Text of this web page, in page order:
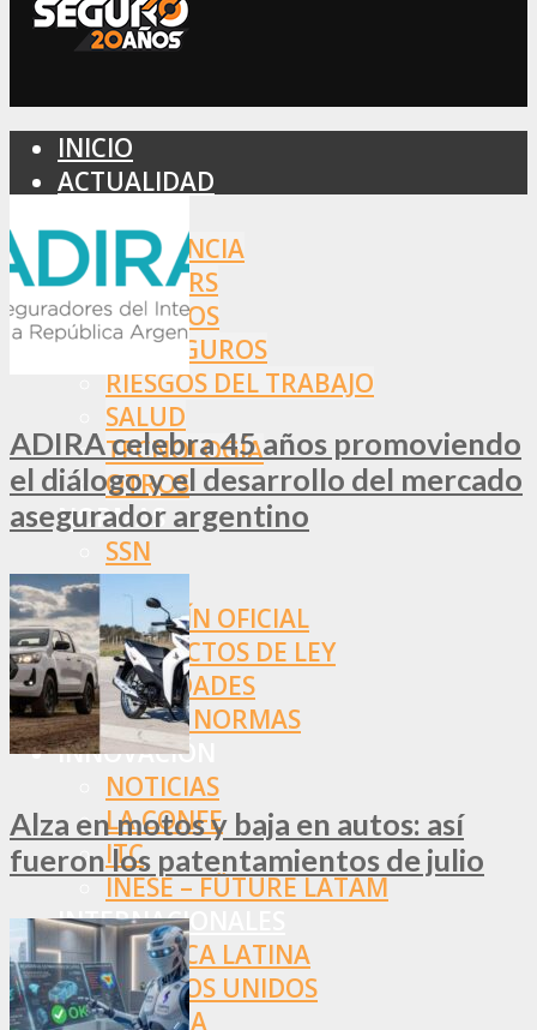
INICIO
ACTUALIDAD
ASISTENCIA
BROKERS
SEGUROS
REASEGUROS
RIESGOS DEL TRABAJO
SALUD
TECNOLOGÍA
OTROS
NORMAS
SSN
SRT
BOLETÍN OFICIAL
PROYECTOS DE LEY
SOCIEDADES
OTRAS NORMAS
INNOVACIÓN
NOTICIAS
LA CONFE
ITC
INESE – FÜTURE LATAM
INTERNACIONALES
AMÉRICA LATINA
ESTADOS UNIDOS
EUROPA
ADIRA celebra 45 años promoviendo
el diálogo y el desarrollo del mercado
asegurador argentino
Alza en motos y baja en autos: así
fueron los patentamientos de julio